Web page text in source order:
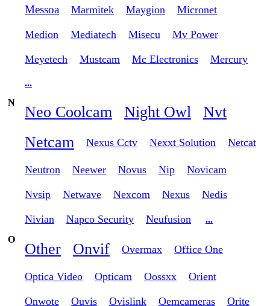
Messoa Marmitek Maygion Micronet
Medion Mediatech Misecu Mv Power
Meyetech Mustcam Mc Electronics Mercury
...
N
Neo Coolcam Night Owl
Nvt
Netcam
Nexus Cctv Nexxt Solution Netcat
Neutron Neewer Novus Nip Novicam
Nvsip Netwave Nexcom Nexus Nedis
Nivian Napco Security Neufusion
...
O
Other Onvif Overmax Office One
Optica Video Opticam Oossxx Orient
Onwote Ouvis Ovislink Oemcameras Orite